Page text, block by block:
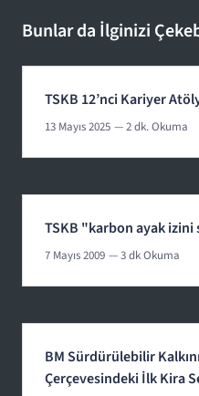
Bunlar da İlginizi
TSKB 12’nci Kariyer
13 Mayıs 2025 — 2 dk. Okuma
TSKB "karbon ayak izini
7 Mayıs 2009 — 3 dk Okuma
BM Sürdürülebilir
Çerçevesindeki İlk Kira